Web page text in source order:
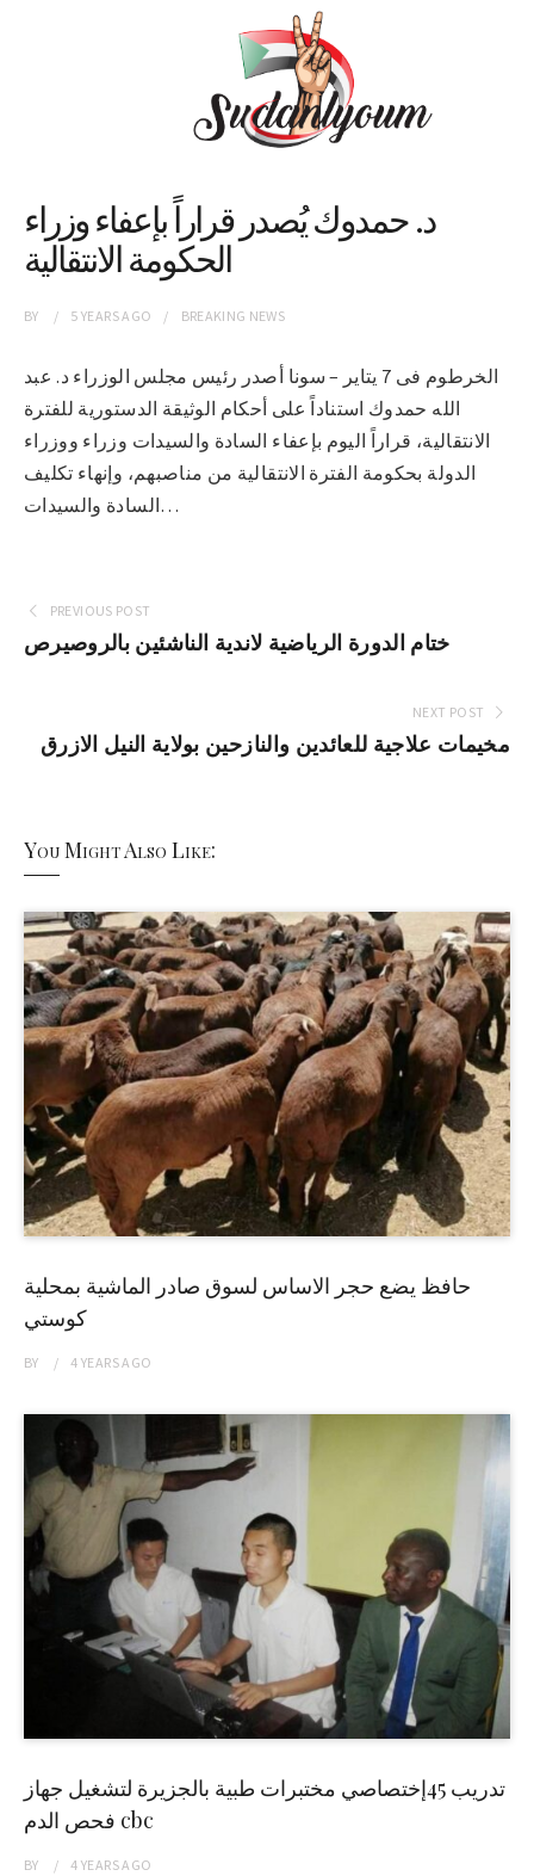
د. حمدوك يُصدر قراراً بإعفاء وزراء
الحكومة الانتقالية
BY 5 YEARSAGO BREAKING NEWS
الخرطوم فى 7 يتاير – سونا أصدر رئيس مجلس الوزراء د. عبد
الله حمدوك استناداً على أحكام الوثيقة الدستورية للفترة
الانتقالية، قراراً اليوم بإعفاء السادة والسيدات وزراء ووزراء
الدولة بحكومة الفترة الانتقالية من مناصبهم، وإنهاء تكليف
السادة والسيدات…
PREVIOUS POST
ختام الدورة الرياضية لاندية الناشئين بالروصيرص
NEXT POST
مخيمات علاجية للعائدين والنازحين بولاية النيل الازرق
You Might Also Like:
حافظ يضع حجر الاساس لسوق صادر الماشية بمحلية
كوستي
BY 4 YEARSAGO
تدريب 45إختصاصي مختبرات طبية بالجزيرة لتشغيل جهاز
فحص الدم cbc
BY 4 YEARSAGO